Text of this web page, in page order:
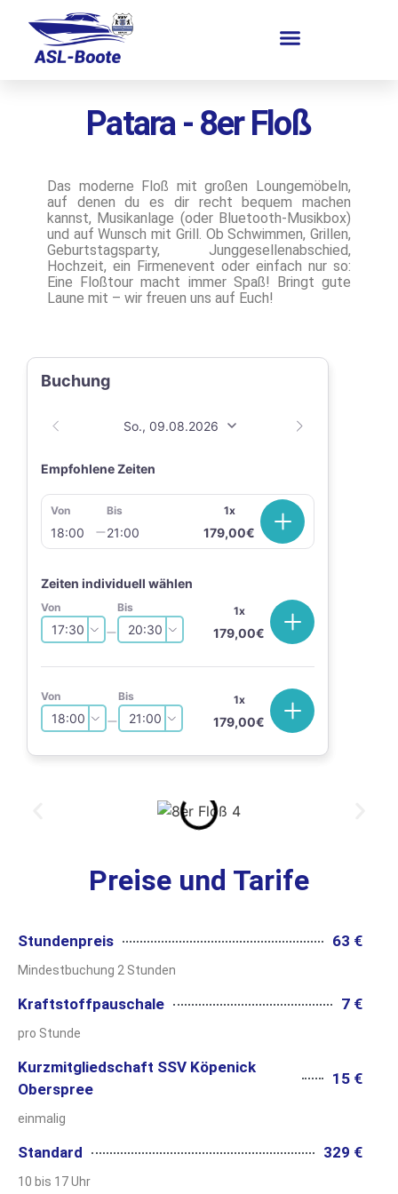
Preise und Tarife
Stundenpreis 63 €
Mindestbuchung 2 Stunden
Kraftstoffpauschale 7 €
pro Stunde
Kurzmitgliedschaft SSV Köpenick
Oberspree
15 €
einmalig
Standard 329 €
10 bis 17 Uhr
Patara - 8er Floß
Das moderne Floß mit großen Loungemöbeln,
auf denen du es dir recht bequem machen
kannst, Musikanlage (oder Bluetooth-Musikbox)
und auf Wunsch mit Grill. Ob Schwimmen, Grillen,
Geburtstagsparty, Junggesellenabschied,
Hochzeit, ein Firmenevent oder einfach nur so:
Eine Floßtour macht immer Spaß! Bringt gute
Laune mit – wir freuen uns auf Euch!